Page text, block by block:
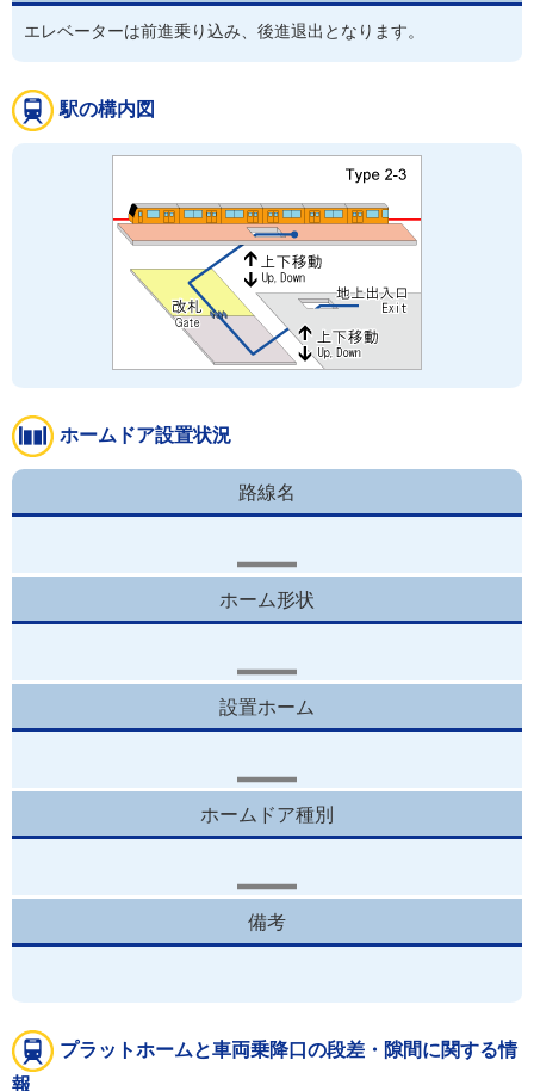
エレベーターは前進乗り込み、後進退出となります。
駅の構内図
ホームドア設置状況
路線名
ホーム形状
設置ホーム
ホームドア種別
備考
プラットホームと車両乗降口の段差・隙間に関する情
報